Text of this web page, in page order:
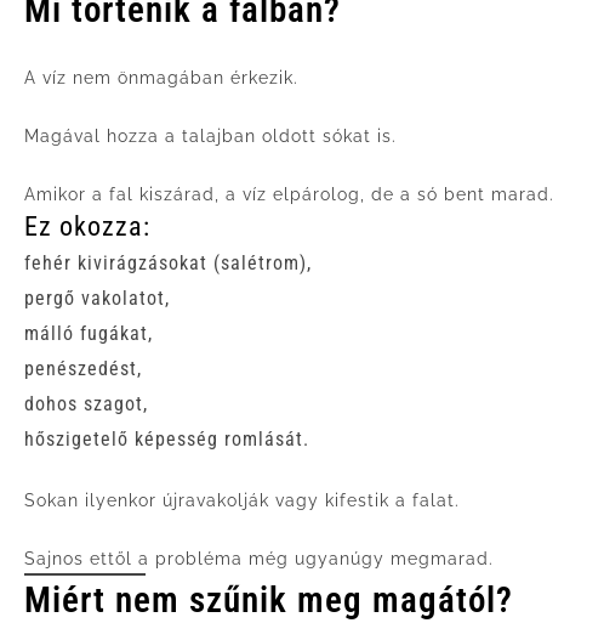
Mi történik a falban?
A víz nem önmagában érkezik.
Magával hozza a talajban oldott sókat is.
Amikor a fal kiszárad, a víz elpárolog, de a só bent marad.
Ez okozza:
fehér kivirágzásokat (salétrom),
pergő vakolatot,
málló fugákat,
penészedést,
dohos szagot,
hőszigetelő képesség romlását.
Sokan ilyenkor újravakolják vagy kifestik a falat.
Sajnos ettől a probléma még ugyanúgy megmarad.
Miért nem szűnik meg magától?